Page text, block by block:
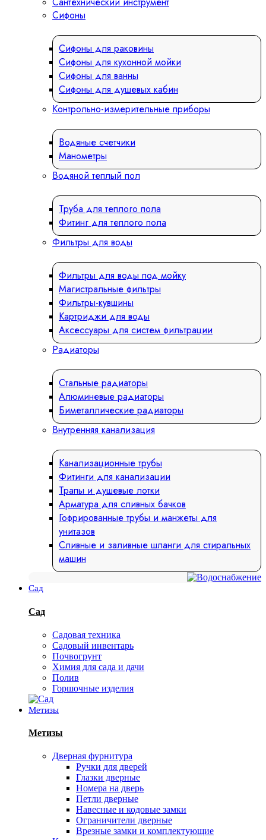
Сифоны
Сифоны для раковины
Сифоны для кухонной мойки
Сифоны для ванны
Сифоны для душевых кабин
Контрольно-измерительные приборы
Водяные счетчики
Манометры
Водяной теплый пол
Труба для теплого пола
Фитинг для теплого пола
Фильтры для воды
Фильтры для воды под мойку
Магистральные фильтры
Фильтры-кувшины
Картриджи для воды
Аксессуары для систем фильтрации
Радиаторы
Стальные радиаторы
Алюминевые радиаторы
Биметаллические радиаторы
Внутренняя канализация
Канализационные трубы
Фитинги для канализации
Трапы и душевые лотки
Арматура для сливных бачков
Гофрированные трубы и манжеты для
унитазов
Сливные и заливные шланги для стиральных
машин
Сад
Сад
Садовая техника
Садовый инвентарь
Почвогрунт
Химия для сада и дачи
Полив
Горшочные изделия
Метизы
Метизы
Дверная фурнитура
Ручки для дверей
Глазки дверные
Номера на дверь
Петли дверные
Навесные и кодовые замки
Ограничители дверные
Врезные замки и комплектующие